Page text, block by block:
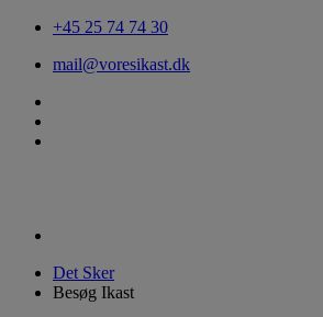
+45 25 74 74 30
mail@voresikast.dk
Det Sker
Besøg Ikast